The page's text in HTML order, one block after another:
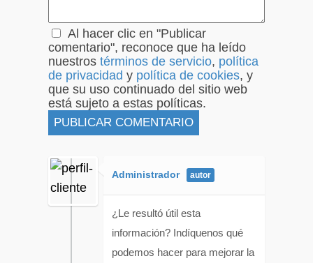
Al hacer clic en "Publicar
comentario", reconoce que ha leído
nuestros términos de servicio, política
de privacidad y política de cookies, y
que su uso continuado del sitio web
está sujeto a estas políticas.
Administrador
¿Le resultó útil esta
información? Indíquenos qué
podemos hacer para mejorar la